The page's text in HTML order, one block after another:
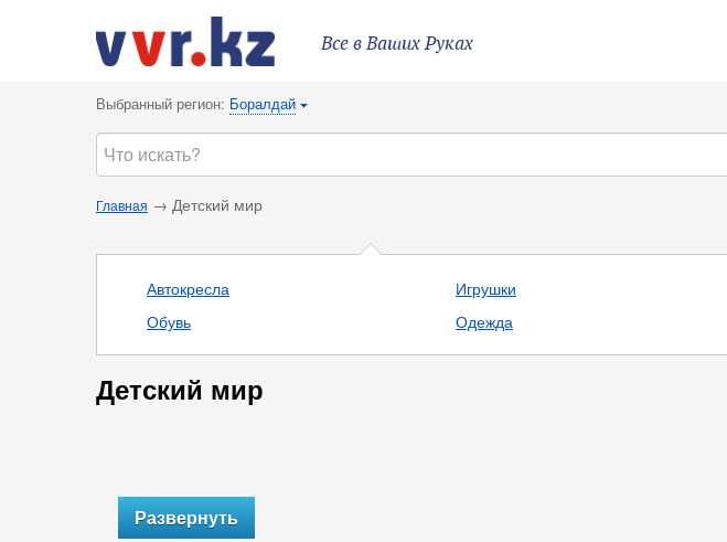
Все в Ваших Руках
Выбранный регион: Боралдай {
Главная → Детский мир
Автокресла
Обувь
Игрушки
Одежда
Детский мир
Развернуть